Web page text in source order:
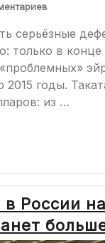
серьёзные
только в конце
годы.
из …
России